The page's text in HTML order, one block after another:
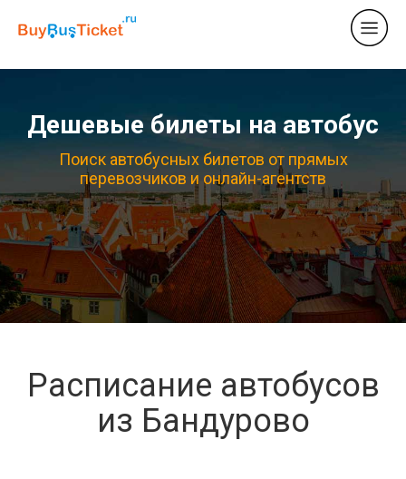
Дешевые билеты на автобус
Поиск автобусных билетов от прямых
перевозчиков и онлайн-агентств
Расписание автобусов
из Бандурово